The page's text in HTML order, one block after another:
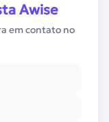
Awise
em contato no